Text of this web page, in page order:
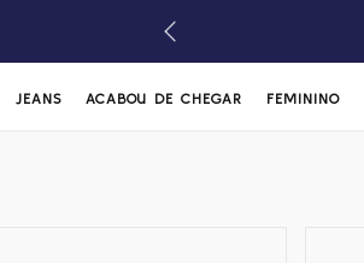
JEANS ACABOU DE CHEGAR FEMININO